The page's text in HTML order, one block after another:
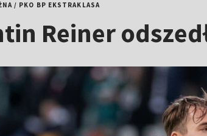
/ PKO BP EKSTRAKLASA
Reiner